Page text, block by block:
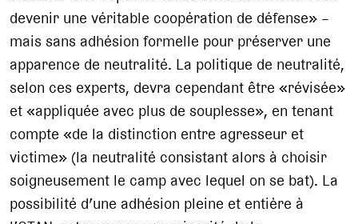
devenir une véritable coopération de défense» –
mais sans adhésion formelle pour préserver une
apparence de neutralité. La politique de neutralité,
selon ces experts, devra cependant être «révisée»
et «appliquée avec plus de souplesse», en tenant
compte «de la distinction entre agresseur et
victime» (la neutralité consistant alors à choisir
soigneusement le camp avec lequel on se bat). La
possibilité d’une adhésion pleine et entière à